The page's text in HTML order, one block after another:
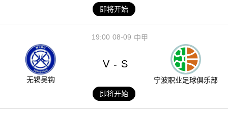
即将开始
08-09
19:00 中甲
无锡吴钩
V - S
宁波职业足球俱乐部
即将开始